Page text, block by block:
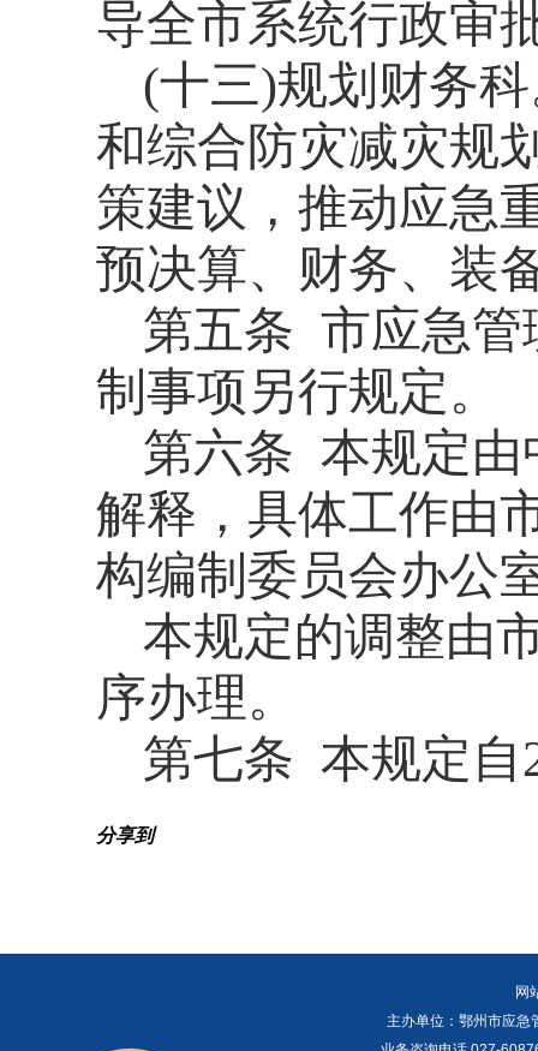
导全市系统行政审
(十三)规划财务
和综合防灾减灾规
策建议，推动应急
预决算、财务、装
第五条 市应急管
制事项另行规定。
第六条 本规定由
解释，具体工作由
构编制委员会办公
本规定的调整由
序办理。
第七条 本规定自
分享到
网
主办单位：鄂州市应